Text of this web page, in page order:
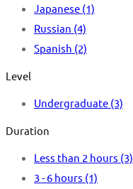
Japanese (1)
Russian (4)
Spanish (2)
Level
Undergraduate (3)
Duration
Less than 2 hours (3)
3 - 6 hours (1)